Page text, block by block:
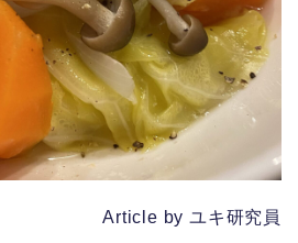
Article by ユキ研究員